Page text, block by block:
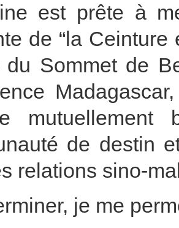
est prête à
de “la
du Sommet de
mutuellement
de destin
relations sino-
je me